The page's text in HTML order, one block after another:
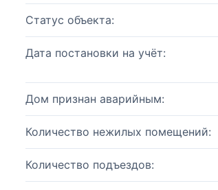
Статус объекта:
Дата постановки на учёт:
Дом признан аварийным:
Количество нежилых помещений:
Количество подъездов: